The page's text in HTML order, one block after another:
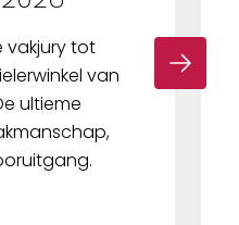
vakjury tot
van
ultieme